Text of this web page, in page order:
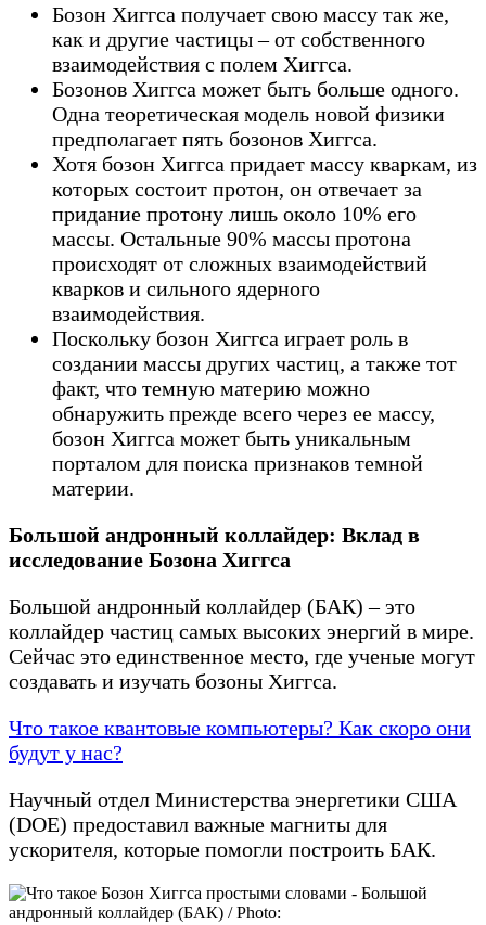
Бозон Хиггса получает свою массу так же,
как и другие частицы – от собственного
взаимодействия с полем Хиггса.
Бозонов Хиггса может быть больше одного.
Одна теоретическая модель новой физики
предполагает пять бозонов Хиггса.
Хотя бозон Хиггса придает массу кваркам, из
которых состоит протон, он отвечает за
придание протону лишь около 10% его
массы. Остальные 90% массы протона
происходят от сложных взаимодействий
кварков и сильного ядерного
взаимодействия.
Поскольку бозон Хиггса играет роль в
создании массы других частиц, а также тот
факт, что темную материю можно
обнаружить прежде всего через ее массу,
бозон Хиггса может быть уникальным
порталом для поиска признаков темной
материи.
Большой андронный коллайдер: Вклад в
исследование Бозона Хиггса
Большой андронный коллайдер (БАК) – это
коллайдер частиц самых высоких энергий в мире.
Сейчас это единственное место, где ученые могут
создавать и изучать бозоны Хиггса.
Что такое квантовые компьютеры? Как скоро они
будут у нас?
Научный отдел Министерства энергетики США
(DOE) предоставил важные магниты для
ускорителя, которые помогли построить БАК.